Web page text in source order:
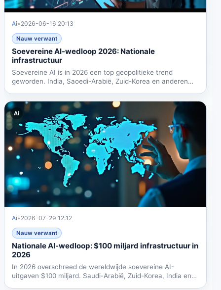
Ai• 2026-06-16 20:13
Nauw verwant
Soevereine AI-wedloop 2026: Nationale
infrastructuur
Soevereine AI is in 2026 een top geopolitieke trend
geworden. India, Saoedi-Arabië, Zuid-Korea en anderen
Ai
Ai• 2026-07-29 12:12
Nauw verwant
Nationale AI-wedloop: $100 miljard infrastructuur in
2026
In 2026 overschreed de wereldwijde soevereine AI-
uitgaven $100 miljard. Saudi-Arabië, Zuid-Korea, India en